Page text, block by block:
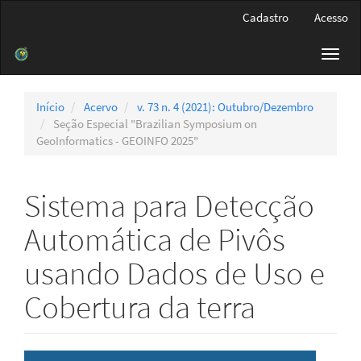
Barra
Cadastro Acesso
Início Acervo
v. 73 n. 4 (2021): Outubro/Dezembro
Seção Especial "Brazilian Symposium on
GeoInformatics - GEOINFO 2025"
Sistema para Detecção
Automática de Pivôs
usando Dados de Uso e
Cobertura da terra